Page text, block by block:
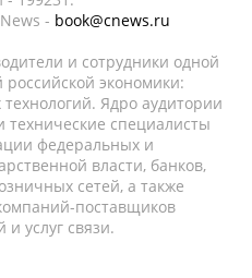
- book@cnews.ru
и сотрудники одной
экономики:
Ядро аудитории
специалисты
федеральных и
власти, банков,
сетей, а также
поставщиков
услуг связи.